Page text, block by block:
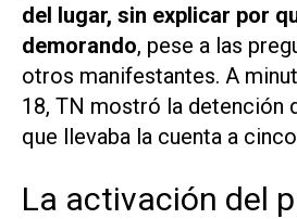
del lugar, sin explicar por
demorando, pese a las
otros manifestantes. A
18, TN mostró la detención
que llevaba la cuenta a
La activación del